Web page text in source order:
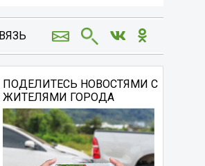
ПОДЕЛИТЕСЬ НОВОСТЯМИ С
ЖИТЕЛЯМИ ГОРОДА